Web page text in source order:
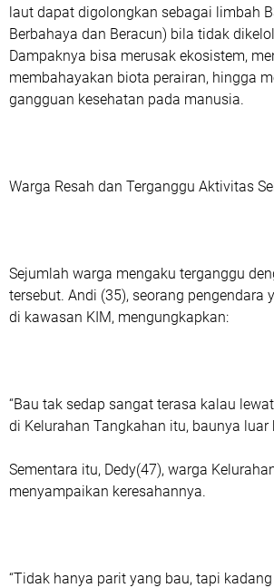
laut dapat digolongkan sebagai limbah
Berbahaya dan Beracun) bila tidak
Dampaknya bisa merusak ekosistem,
membahayakan biota perairan, hingga
gangguan kesehatan pada manusia.
Warga Resah dan Terganggu Aktivitas
Sejumlah warga mengaku terganggu
tersebut. Andi (35), seorang pengendara
di kawasan KIM, mengungkapkan:
“Bau tak sedap sangat terasa kalau
di Kelurahan Tangkahan itu, baunya luar
Sementara itu, Dedy(47), warga
menyampaikan keresahannya.
“Tidak hanya parit yang bau, tapi